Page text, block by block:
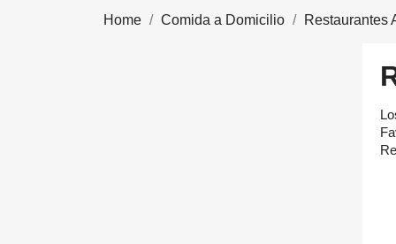
Home Comida a Domicilio Restaurantes